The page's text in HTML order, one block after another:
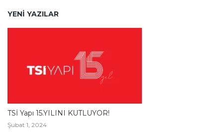
YENI YAZILAR
TSİ Yapı 15.YILINI KUTLUYOR!
Şubat 1, 2024